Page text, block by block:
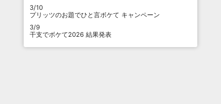
3/10
プリッツのお題でひと言ボケて キャンペーン
3/9
干支でボケて2026 結果発表